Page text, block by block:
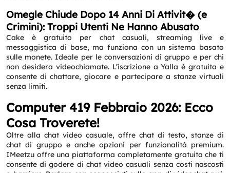
Omegle Chiude Dopo 14 Anni Di Attivit� (e
Crimini): Troppi Utenti Ne Hanno Abusato
Cake è gratuito per chat casuali, streaming live e
messaggistica di base, ma funziona con un sistema basato
sulle monete. Ideale per le conversazioni di gruppo e per chi
non desidera videochiamate. L’iscrizione a Yalla è gratuita e
consente di chattare, giocare e partecipare a stanze virtuali
senza limiti.
Computer 419 Febbraio 2026: Ecco
Cosa Troverete!
Oltre alla chat video casuale, offre chat di testo, stanze di
chat di gruppo e anche opzioni per funzionalità premium.
IMeetzu offre una piattaforma completamente gratuita che ti
consente di godere di chat video casuali senza costi nascosti